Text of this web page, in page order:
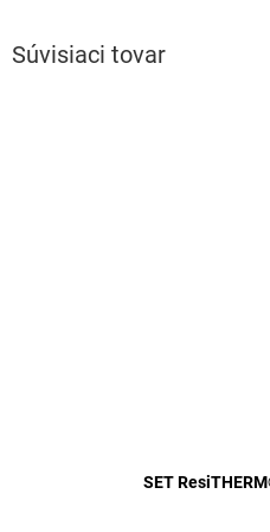
Súvisiaci tovar
SET